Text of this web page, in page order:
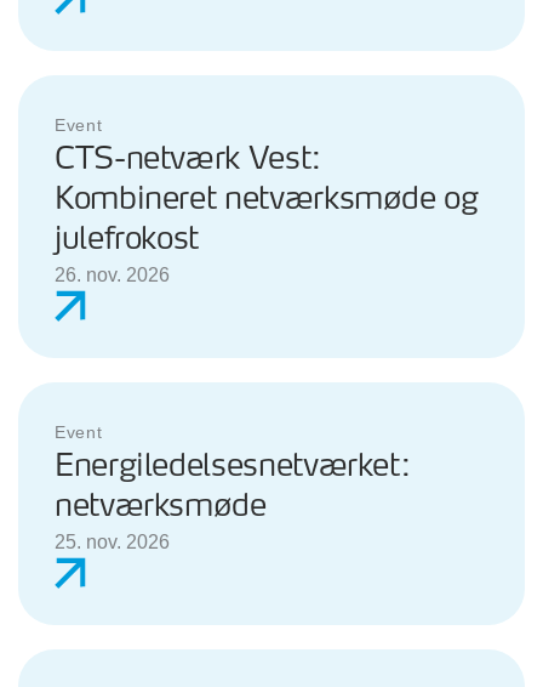
Event
CTS-netværk Vest:
Kombineret netværksmøde og
julefrokost
26. nov. 2026
Event
Energiledelsesnetværket:
netværksmøde
25. nov. 2026